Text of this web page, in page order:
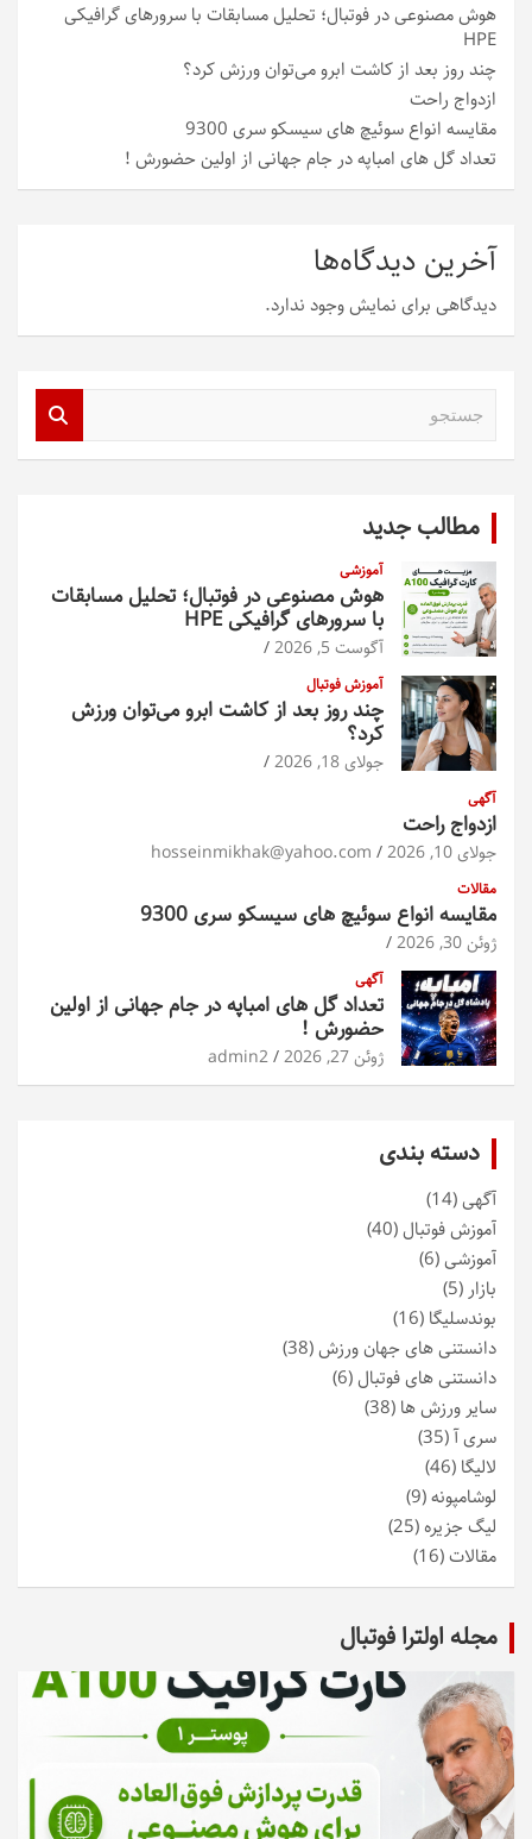
هوش مصنوعی در فوتبال؛ تحلیل مسابقات با سرورهای گرافیکی
HPE
چند روز بعد از کاشت ابرو می‌توان ورزش کرد؟
ازدواج راحت
مقایسه انواع سوئیچ های سیسکو سری 9300
تعداد گل های امباپه در جام جهانی از اولین حضورش !
آخرین دیدگاه‌ها
دیدگاهی برای نمایش وجود ندارد.
مطالب جدید
آموزشی
هوش مصنوعی در فوتبال؛ تحلیل مسابقات
با سرورهای گرافیکی HPE
آگوست 5, 2026
آموزش فوتبال
چند روز بعد از کاشت ابرو می‌توان ورزش
کرد؟
جولای 18, 2026
آگهی
ازدواج راحت
جولای 10, 2026 hosseinmikhak@yahoo.com
مقالات
مقایسه انواع سوئیچ های سیسکو سری 9300
ژوئن 30, 2026
آگهی
تعداد گل های امباپه در جام جهانی از اولین
حضورش !
ژوئن 27, 2026 admin2
دسته بندی
آگهی(14)
آموزش فوتبال(40)
آموزشی(6)
بازار (5)
بوندسلیگا (16)
دانستنی های جهان ورزش(38)
دانستنی های فوتبال(6)
سایر ورزش ها (38)
سری آ(35)
لالیگا (46)
لوشامپونه(9)
لیگ جزیره(25)
مقالات(16)
مجله اولترا فوتبال